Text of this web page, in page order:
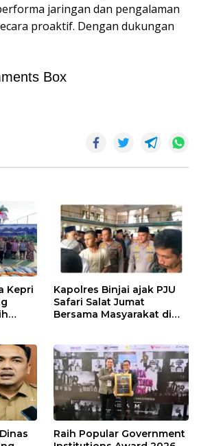
jaringan dan pengalaman
proaktif. Dengan dukungan
Box
Kepri
Kapolres Binjai ajak PJU
Safari Salat Jumat
Bersama Masyarakat di
Raih Popular Government